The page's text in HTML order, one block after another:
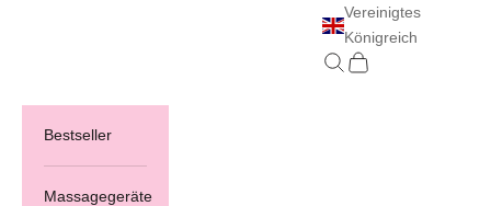
Vereinigtes
Königreich
SuchenWarenkorb
Bestseller
Massagegeräte